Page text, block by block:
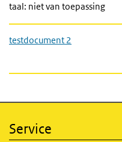
taal: niet van toepassing
testdocument 2
Service